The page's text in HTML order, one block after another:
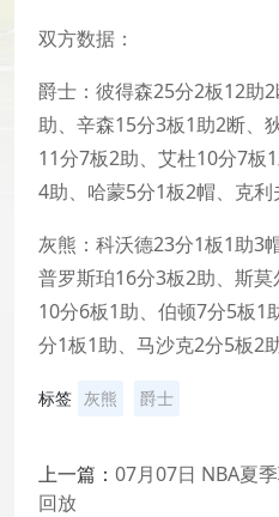
双方数据：
爵士：彼得森25分2板12助
助、辛森15分3板1助2断、
11分7板2助、艾杜10分7板
4助、哈蒙5分1板2帽、克
灰熊：科沃德23分1板1助3
普罗斯珀16分3板2助、斯
10分6板1助、伯顿7分5板1
分1板1助、马沙克2分5板2
标签 灰熊 爵士
上一篇： 07月07日 NBA夏
回放